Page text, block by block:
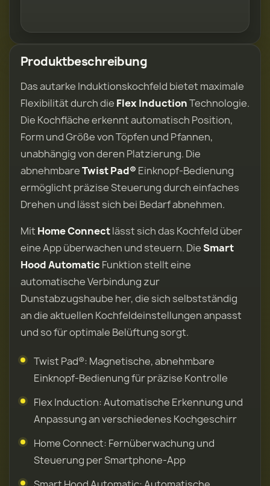
Produktbeschreibung
Das autarke Induktionskochfeld bietet maximale
Flexibilität durch die Flex InductionTechnologie.
Die Kochfläche erkennt automatisch Position,
Form und Größe von Töpfen und Pfannen,
unabhängig von deren Platzierung. Die
abnehmbareTwist Pad® Einknopf-Bedienung
ermöglicht präzise Steuerung durch einfaches
Drehen und lässt sich bei Bedarf abnehmen.
Mit Home Connectlässt sich das Kochfeld über
eine App überwachen und steuern. DieSmart
Hood Automatic Funktion stellt eine
automatische Verbindung zur
Dunstabzugshaube her, die sich selbstständig
an die aktuellen Kochfeldeinstellungen anpasst
und so für optimale Belüftung sorgt.
Twist Pad®: Magnetische, abnehmbare
Einknopf-Bedienung für präzise Kontrolle
Flex Induction: Automatische Erkennung und
Anpassung an verschiedenes Kochgeschirr
Home Connect: Fernüberwachung und
Steuerung per Smartphone-App